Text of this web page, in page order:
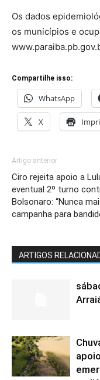
Os dados
os municípios e
Compartilhe isso:
WhatsApp
X
Artigo anterior
Ciro rejeita apoio a
eventual 2º turno
Bolsonaro: “Nunca
campanha para
ARTIGOS